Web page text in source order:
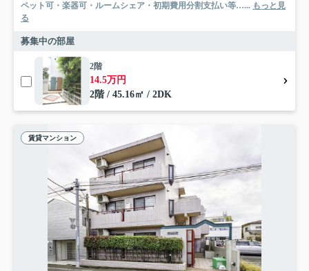
ペット可・楽器可・ルームシェア・初期費用分割支払い等…... もっと見
る
募集中の部屋
2階
14.5万円
2階 / 45.16㎡ / 2DK
賃貸マンション